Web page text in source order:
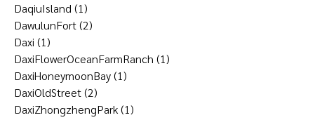
DaqiuIsland (1)
DawulunFort(2)
Daxi (1)
DaxiFlowerOceanFarmRanch (1)
DaxiHoneymoonBay(1)
DaxiOldStreet(2)
DaxiZhongzhengPark(1)